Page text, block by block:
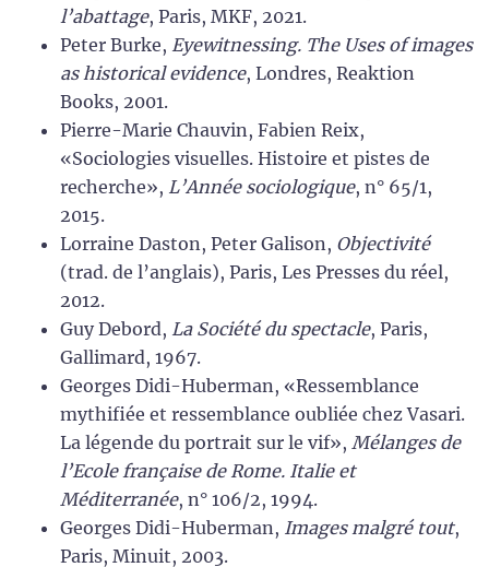
l’abattage, Paris, MKF, 2021.
Peter Burke, Eyewitnessing. The Uses of images
as historical evidence, Londres, Reaktion
Books, 2001.
Pierre-Marie Chauvin, Fabien Reix,
«Sociologies visuelles. Histoire et pistes de
recherche», L’Année sociologique, n° 65/1,
2015.
Lorraine Daston, Peter Galison, Objectivité
(trad. de l’anglais), Paris, Les Presses du réel,
2012.
Guy Debord, La Société du spectacle, Paris,
Gallimard, 1967.
Georges Didi-Huberman, «Ressemblance
mythifiée et ressemblance oubliée chez Vasari.
La légende du portrait sur le vif», Mélanges de
l’Ecole française de Rome. Italie et
Méditerranée, n° 106/2, 1994.
Georges Didi-Huberman, Images malgré tout,
Paris, Minuit, 2003.